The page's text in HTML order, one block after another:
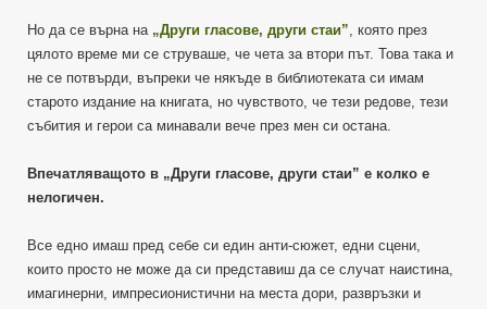
Но да се върна на „Други гласове, други стаи” , която през
цялото време ми се струваше, че чета за втори път. Това така и
не се потвърди, въпреки че някъде в библиотеката си имам
старото издание на книгата, но чувството, че тези редове, тези
събития и герои са минавали вече през мен си остана.
Впечатляващото в „Други гласове, други стаи” е колко е
нелогичен.
Все едно имаш пред себе си един анти-сюжет, едни сцени,
които просто не може да си представиш да се случат наистина,
имагинерни, импресионистични на места дори, развръзки и